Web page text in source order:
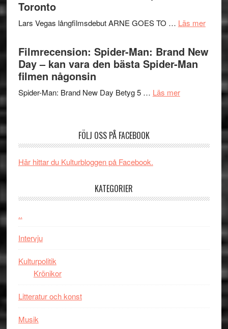
–
om
människans
imponerande
Toronto
Lars Vegas långfilmsdebut ARNE GOES TO … Läs merom
ARNE
GOES
i
Filmrecension: Spider-Man: Brand New
Day – kan vara den bästa Spider-Man
filmen någonsin
Spider-Man: Brand New Day Betyg 5 … Läs merom
vara
FÖLJ OSS PÅ FACEBOOK
Här hittar du Kulturbloggen på Facebook.
KATEGORIER
..
Intervju
Kulturpolitik
Krönikor
Litteratur och konst
Musik